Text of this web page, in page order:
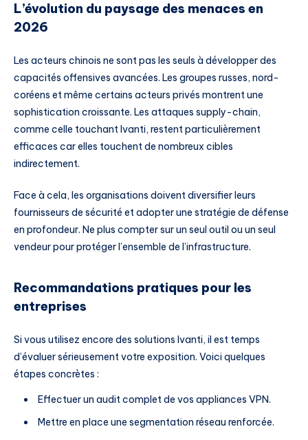
L’évolution du paysage des menaces en
2026
Les acteurs chinois ne sont pas les seuls à développer des
capacités offensives avancées. Les groupes russes, nord-
coréens et même certains acteurs privés montrent une
sophistication croissante. Les attaques supply-chain,
comme celle touchant Ivanti, restent particulièrement
efficaces car elles touchent de nombreux cibles
indirectement.
Face à cela, les organisations doivent diversifier leurs
fournisseurs de sécurité et adopter une stratégie de défense
en profondeur. Ne plus compter sur un seul outil ou un seul
vendeur pour protéger l’ensemble de l’infrastructure.
Recommandations pratiques pour les
entreprises
Si vous utilisez encore des solutions Ivanti, il est temps
d’évaluer sérieusement votre exposition. Voici quelques
étapes concrètes :
Effectuer un audit complet de vos appliances VPN.
Mettre en place une segmentation réseau renforcée.